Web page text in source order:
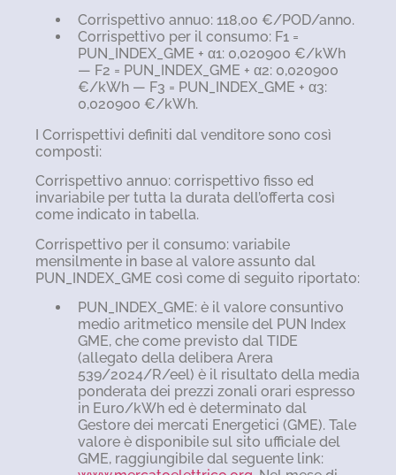
Corrispettivo annuo: 118,00 €/POD/anno.
Corrispettivo per il consumo: F1 =
PUN_INDEX_GME + α1: 0,020900 €/kWh
— F2 = PUN_INDEX_GME + α2: 0,020900
€/kWh — F3 = PUN_INDEX_GME + α3:
0,020900 €/kWh.
I Corrispettivi definiti dal venditore sono così
composti:
Corrispettivo annuo: corrispettivo fisso ed
invariabile per tutta la durata dell’offerta così
come indicato in tabella.
Corrispettivo per il consumo: variabile
mensilmente in base al valore assunto dal
PUN_INDEX_GME così come di seguito riportato:
PUN_INDEX_GME: è il valore consuntivo
medio aritmetico mensile del PUN Index
GME, che come previsto dal TIDE
(allegato della delibera Arera
539/2024/R/eel) è il risultato della media
ponderata dei prezzi zonali orari espresso
in Euro/kWh ed è determinato dal
Gestore dei mercati Energetici (GME). Tale
valore è disponibile sul sito ufficiale del
GME, raggiungibile dal seguente link: